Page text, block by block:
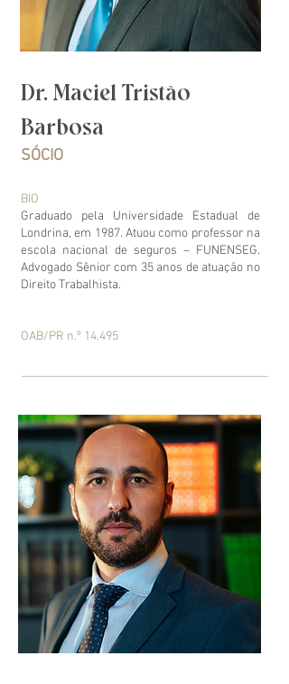
Dr. Maciel Tristão
Barbosa
SÓCIO
BIO
Graduado pela Universidade Estadual de
Londrina, em 1987. Atuou como professor na
escola nacional de seguros – FUNENSEG.
Advogado Sênior com 35 anos de atuação no
Direito Trabalhista.
OAB/PR n.º 14.495